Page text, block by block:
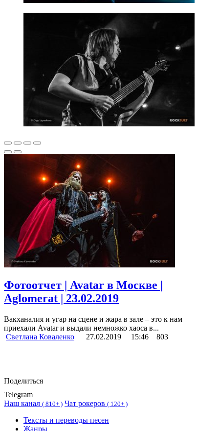
Фотоотчет | Avatar в Москве |
Aglomerat | 23.02.2019
Вакханалия и угар на сцене и жара в зале – это к нам
приехали Avatar и выдали немножко хаоса в...
Светлана Коваленко
27.02.2019 15:46 803
Поделиться
Telegram
Наш канал ( 810+ ) Чат рокеров ( 120+ )
Тексты и переводы песен
Жанры